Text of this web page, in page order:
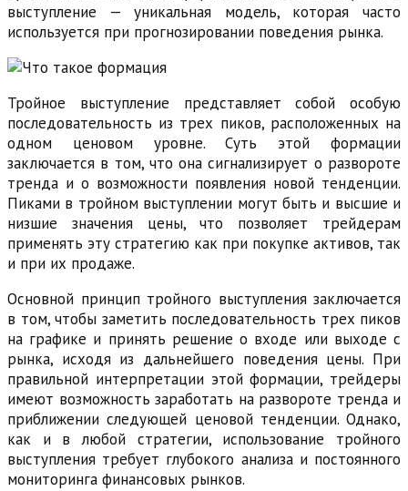
выступление — уникальная модель, которая часто
используется при прогнозировании поведения рынка.
Тройное выступление представляет собой особую
последовательность из трех пиков, расположенных на
одном ценовом уровне. Суть этой формации
заключается в том, что она сигнализирует о развороте
тренда и о возможности появления новой тенденции.
Пиками в тройном выступлении могут быть и высшие и
низшие значения цены, что позволяет трейдерам
применять эту стратегию как при покупке активов, так
и при их продаже.
Основной принцип тройного выступления заключается
в том, чтобы заметить последовательность трех пиков
на графике и принять решение о входе или выходе с
рынка, исходя из дальнейшего поведения цены. При
правильной интерпретации этой формации, трейдеры
имеют возможность заработать на развороте тренда и
приближении следующей ценовой тенденции. Однако,
как и в любой стратегии, использование тройного
выступления требует глубокого анализа и постоянного
мониторинга финансовых рынков.